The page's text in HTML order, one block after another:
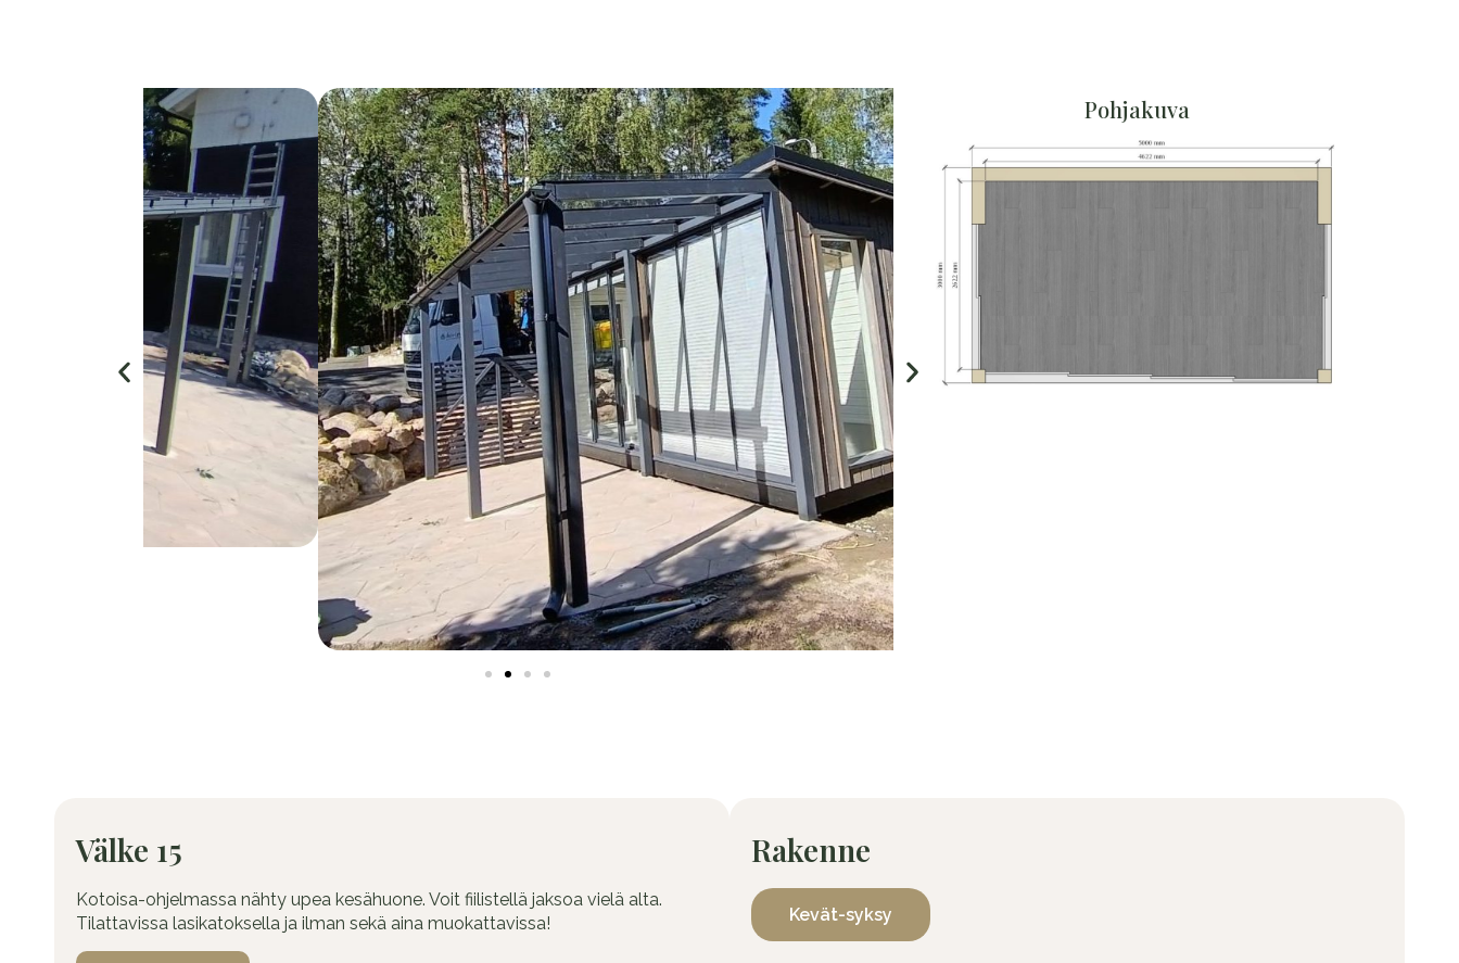
Pohjakuva
Välke 15
Kotoisa-ohjelmassa nähty upea kesähuone. Voit fiilistellä jaksoa vielä alta.
Tilattavissa lasikatoksella ja ilman sekä aina muokattavissa!
Rakenne
Kevät-syksy